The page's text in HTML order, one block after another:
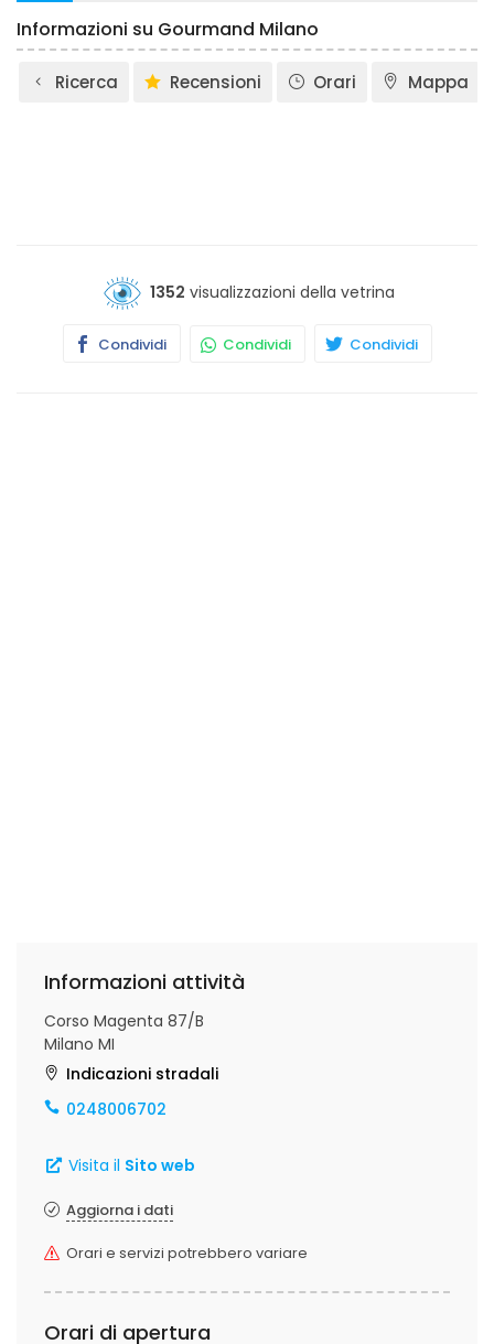
Informazioni su Gourmand Milano
Ricerca Recensioni Orari Mappa
1352 visualizzazioni della vetrina
Condividi Condividi Condividi
Informazioni attività
Corso Magenta 87/B
Milano MI
Indicazioni stradali
0248006702
Visita il Sito web
Aggiorna i dati
Orari e servizi potrebbero variare
Orari di apertura